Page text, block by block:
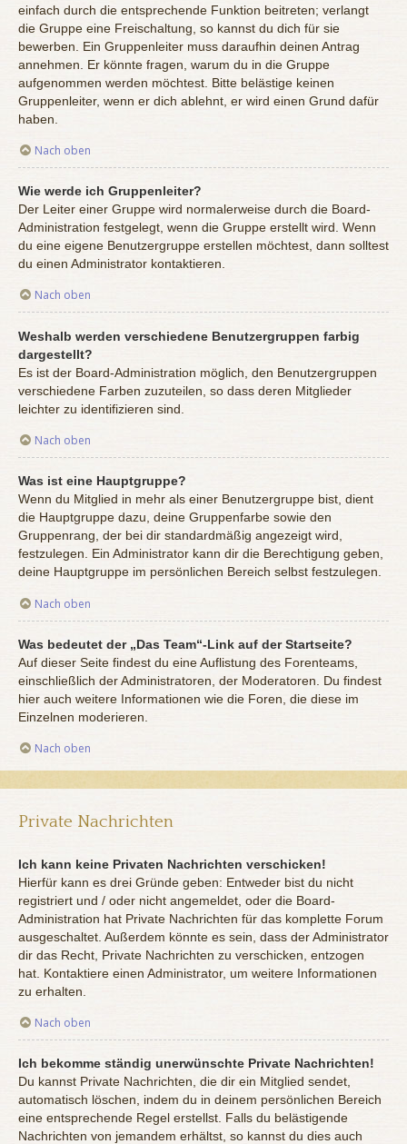
einfach durch die entsprechende Funktion beitreten; verlangt
die Gruppe eine Freischaltung, so kannst du dich für sie
bewerben. Ein Gruppenleiter muss daraufhin deinen Antrag
annehmen. Er könnte fragen, warum du in die Gruppe
aufgenommen werden möchtest. Bitte belästige keinen
Gruppenleiter, wenn er dich ablehnt, er wird einen Grund dafür
haben.
Nach oben
Wie werde ich Gruppenleiter?
Der Leiter einer Gruppe wird normalerweise durch die Board-
Administration festgelegt, wenn die Gruppe erstellt wird. Wenn
du eine eigene Benutzergruppe erstellen möchtest, dann solltest
du einen Administrator kontaktieren.
Nach oben
Weshalb werden verschiedene Benutzergruppen farbig
dargestellt?
Es ist der Board-Administration möglich, den Benutzergruppen
verschiedene Farben zuzuteilen, so dass deren Mitglieder
leichter zu identifizieren sind.
Nach oben
Was ist eine Hauptgruppe?
Wenn du Mitglied in mehr als einer Benutzergruppe bist, dient
die Hauptgruppe dazu, deine Gruppenfarbe sowie den
Gruppenrang, der bei dir standardmäßig angezeigt wird,
festzulegen. Ein Administrator kann dir die Berechtigung geben,
deine Hauptgruppe im persönlichen Bereich selbst festzulegen.
Nach oben
Was bedeutet der „Das Team“-Link auf der Startseite?
Auf dieser Seite findest du eine Auflistung des Forenteams,
einschließlich der Administratoren, der Moderatoren. Du findest
hier auch weitere Informationen wie die Foren, die diese im
Einzelnen moderieren.
Nach oben
Private Nachrichten
Ich kann keine Privaten Nachrichten verschicken!
Hierfür kann es drei Gründe geben: Entweder bist du nicht
registriert und / oder nicht angemeldet, oder die Board-
Administration hat Private Nachrichten für das komplette Forum
ausgeschaltet. Außerdem könnte es sein, dass der Administrator
dir das Recht, Private Nachrichten zu verschicken, entzogen
hat. Kontaktiere einen Administrator, um weitere Informationen
zu erhalten.
Nach oben
Ich bekomme ständig unerwünschte Private Nachrichten!
Du kannst Private Nachrichten, die dir ein Mitglied sendet,
automatisch löschen, indem du in deinem persönlichen Bereich
eine entsprechende Regel erstellst. Falls du belästigende
Nachrichten von jemandem erhältst, so kannst du dies auch